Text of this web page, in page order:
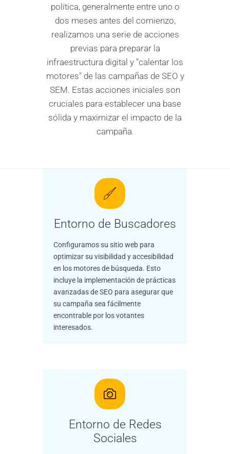
política, generalmente entre uno o
dos meses antes del comienzo,
realizamos una serie de acciones
previas para preparar la
infraestructura digital y "calentar los
motores" de las campañas de SEO y
SEM. Estas acciones iniciales son
cruciales para establecer una base
sólida y maximizar el impacto de la
campaña.
Entorno de Buscadores
Configuramos su sitio web para
optimizar su visibilidad y accesibilidad
en los motores de búsqueda. Esto
incluye la implementación de prácticas
avanzadas de SEO para asegurar que
su campaña sea fácilmente
encontrable por los votantes
interesados.
Entorno de Redes
Sociales